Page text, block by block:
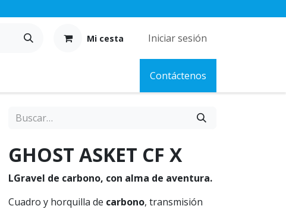
Mi cesta Iniciar sesión
Contáctenos
GHOST ASKET CF X
LGravel de carbono, con alma de aventura.
Cuadro y horquilla de carbono, transmisión